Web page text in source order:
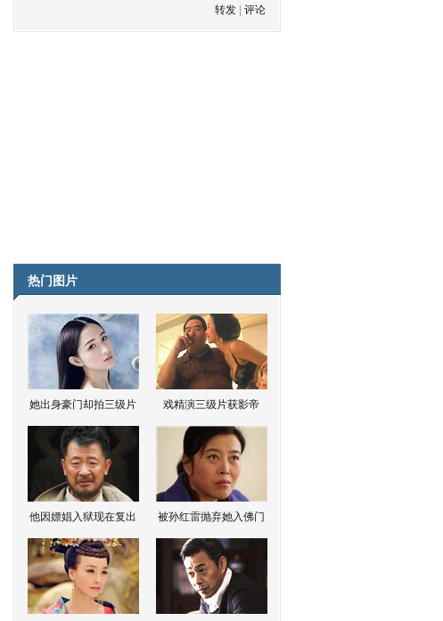
转发
评论
热门图片
她出身豪门却拍三级片 戏精演三级片获影帝
他因嫖娼入狱现在复出 被孙红雷抛弃她入佛门